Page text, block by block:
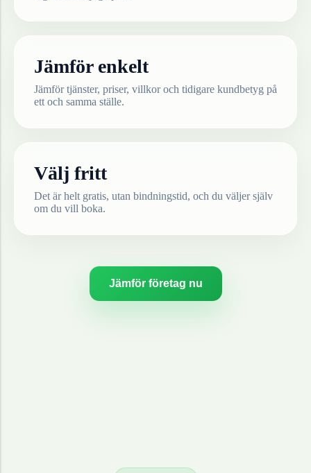
Jämför enkelt
Jämför tjänster, priser, villkor och tidigare kundbetyg på
ett och samma ställe.
Välj fritt
Det är helt gratis, utan bindningstid, och du väljer själv
om du vill boka.
Jämför företag nu